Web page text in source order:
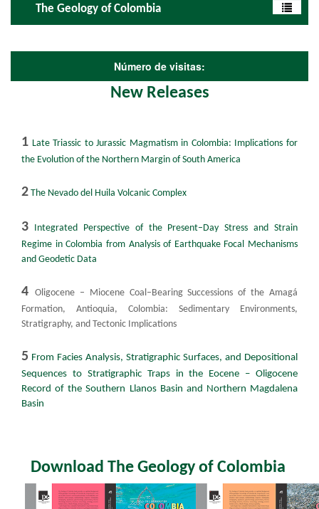
The Geology of Colombia
Número de visitas:
New Releases
1 Late Triassic to Jurassic Magmatism in Colombia: Implications for
the Evolution of the Northern Margin of South America
​2 The Nevado del Huila Volcanic Complex
3 Integrated Per​​​spective of the Present–Day Stress and Strain
Regime in Colombia from Analysis of Earthquake Focal Mechanisms
and Geodetic Data​
4 Oligocene – Miocene Coal–Bearing Successions of the Amagá
Formation, Antioquia, Colombia: Sedimentary Environments,
Stratigraphy, and Tectonic Implications
5 From Facies Analysis, Stratigraphic Surfaces, and Depositional
Sequences to Stratigraphic Traps in the Eocene – Oligocene
Record of the Southern Llanos Basin and Northern Magdalena
Basin​
Download The Geology of Colombia